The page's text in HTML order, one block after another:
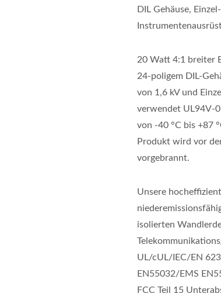
DIL Gehäuse,
20 Watt 4:1 breiter
24-poligem DIL-
von 1,6 kV und
verwendet UL94V-
von -40 °C bis +87
Produkt wird vor
vorgebrannt.
Unsere
isolierten
UL/cUL/IEC/EN
EN55032/EMS
FCC Teil 15